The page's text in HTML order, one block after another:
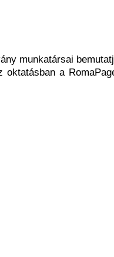
munkatársai
oktatásban a